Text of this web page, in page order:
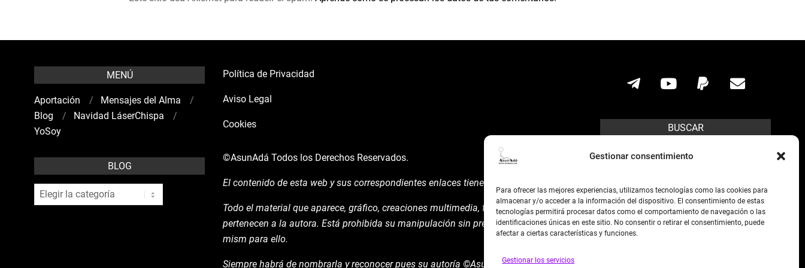
Gestionar consentimiento
Para ofrecer las mejores experiencias, utilizamos tecnologías como las cookies para
almacenar y/o acceder a la información del dispositivo. El consentimiento de estas
tecnologías permitirá procesar datos como el comportamiento de navegación o las
identificaciones únicas en este sitio. No consentir o retirar el consentimiento, puede
afectar a ciertas características y funciones.
Gestionar los servicios
MENÚ
Aportación
Mensajes del Alma
Blog
Navidad LáserChispa
YoSoy
BLOG
blog
Política de Privacidad
Aviso Legal
Cookies
©AsunAdá Todos los Derechos Reservados.
El contenido de esta web y sus correspondientes enlaces tienen un uso explícito.
Todo el material que aparece, gráfico, creaciones multimedia, texto y demás posibles,
pertenecen a la autora. Está prohibida su manipulación sin previo aviso expreso de la
mism para ello.
Siempre habrá de nombrarla y reconocer pues su autoría ©AsunAdá ​Gracias.
BUSCAR
Search